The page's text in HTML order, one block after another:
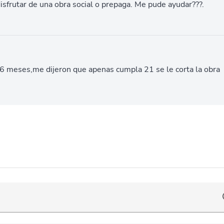
de una obra social o prepaga. Me pude ayudar???.
meses,me dijeron que apenas cumpla 21 se le corta la obra